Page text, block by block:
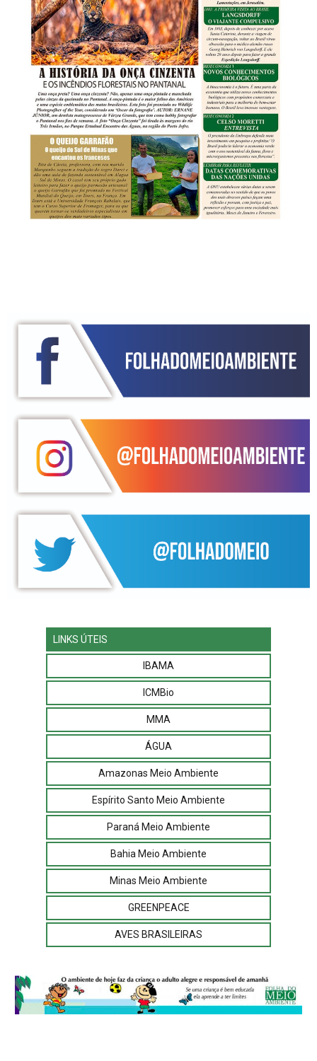
LINKS ÚTEIS
IBAMA
ICMBio
MMA
ÁGUA
Amazonas Meio Ambiente
Espírito Santo Meio Ambiente
Paraná Meio Ambiente
Bahia Meio Ambiente
Minas Meio Ambiente
GREENPEACE
AVES BRASILEIRAS